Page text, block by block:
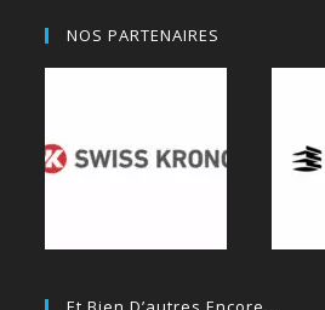
NOS PARTENAIRES